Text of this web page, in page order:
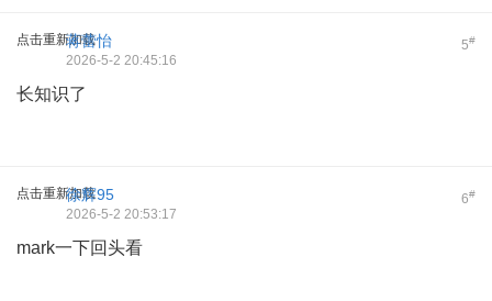
点击重新加载 5#
蒋蕾怡
2026-5-2 20:45:16
长知识了
点击重新加载 6#
徐辉95
2026-5-2 20:53:17
mark一下回头看